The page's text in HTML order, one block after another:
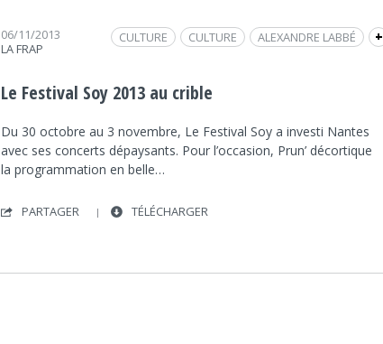
06/11/2013
LA FRAP
+
ALEXANDRE LABBÉ
CULTURE
CULTURE
Le Festival Soy 2013 au crible
Du 30 octobre au 3 novembre, Le Festival Soy a investi Nantes
avec ses concerts dépaysants. Pour l’occasion, Prun’ décortique
la programmation en belle…
PARTAGER TÉLÉCHARGER